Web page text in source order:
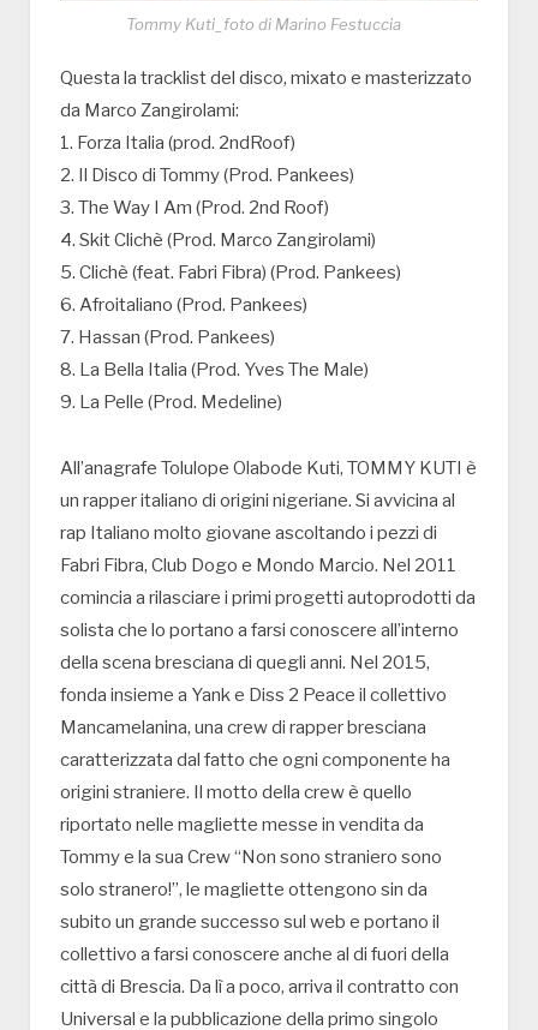
Tommy Kuti_foto di Marino Festuccia
Questa la tracklist del disco, mixato e masterizzato
da Marco Zangirolami:
1. Forza Italia (prod. 2ndRoof)
2. Il Disco di Tommy (Prod. Pankees)
3. The Way I Am (Prod. 2nd Roof)
4. Skit Clichè (Prod. Marco Zangirolami)
5. Clichè (feat. Fabri Fibra) (Prod. Pankees)
6. Afroitaliano (Prod. Pankees)
7. Hassan (Prod. Pankees)
8. La Bella Italia (Prod. Yves The Male)
9. La Pelle (Prod. Medeline)
All’anagrafe Tolulope Olabode Kuti, TOMMY KUTI è
un rapper italiano di origini nigeriane. Si avvicina al
rap Italiano molto giovane ascoltando i pezzi di
Fabri Fibra, Club Dogo e Mondo Marcio. Nel 2011
comincia a rilasciare i primi progetti autoprodotti da
solista che lo portano a farsi conoscere all’interno
della scena bresciana di quegli anni. Nel 2015,
fonda insieme a Yank e Diss 2 Peace il collettivo
Mancamelanina, una crew di rapper bresciana
caratterizzata dal fatto che ogni componente ha
origini straniere. Il motto della crew è quello
riportato nelle magliette messe in vendita da
Tommy e la sua Crew “Non sono straniero sono
solo stranero!”, le magliette ottengono sin da
subito un grande successo sul web e portano il
collettivo a farsi conoscere anche al di fuori della
città di Brescia. Da lì a poco, arriva il contratto con
Universal e la pubblicazione della primo singolo